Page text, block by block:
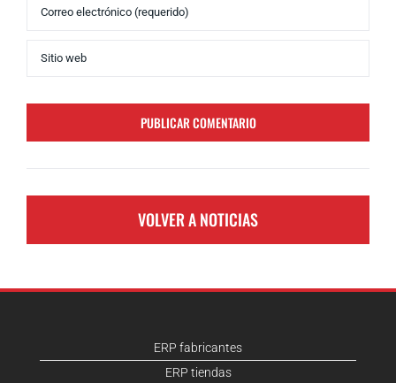
VOLVER A NOTICIAS
ERP fabricantes
ERP tiendas